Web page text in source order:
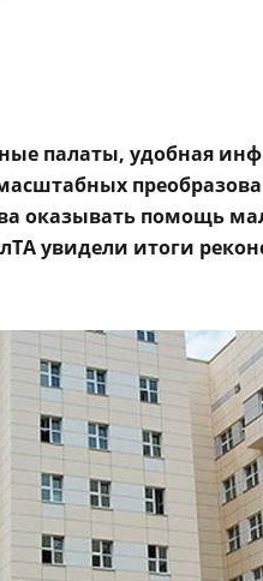
палаты, удобная
оказывать помощь
увидели итоги